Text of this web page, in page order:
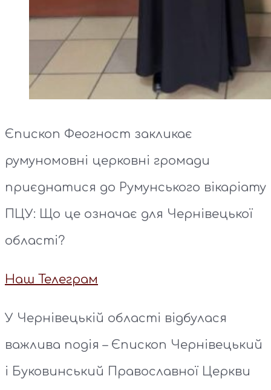
Єпископ Феогност закликає
румуномовні церковні громади
приєднатися до Румунського вікаріату
ПЦУ: Що це означає для Чернівецької
області?
Наш Телеграм
У Чернівецькій області відбулася
важлива подія – Єпископ Чернівецький
і Буковинський Православної Церкви